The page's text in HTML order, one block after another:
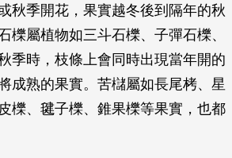
秋季開花，果實越冬後到隔年的秋
櫟屬植物如三斗石櫟、子彈石櫟、
季時，枝條上會同時出現當年開的
成熟的果實。苦櫧屬如長尾栲、星
櫟、毽子櫟、錐果櫟等果實，也都